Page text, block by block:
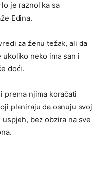
je raznolika sa
Edina.
za ženu težak, ali da
ukoliko neko ima san i
doći.
prema njima koračati
planiraju da osnuju svoj
bez obzira na sve